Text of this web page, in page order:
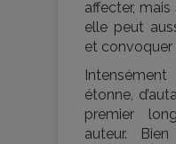
affecter,
elle peut
et convoquer
étonne,
premier
auteur.